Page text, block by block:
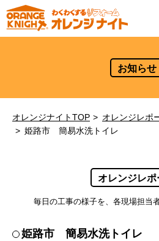
お知らせ
オレンジナイトTOP
オレンジレポ
姫路市 簡易水洗トイレ
オレンジレポ
毎日の工事の様子を、各現場担当
姫路市 簡易水洗トイレ